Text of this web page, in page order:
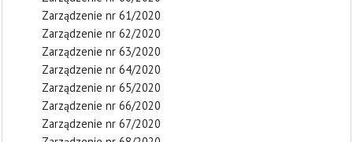
Zarządzenie nr 61/2020
Zarządzenie nr 62/2020
Zarządzenie nr 63/2020
Zarządzenie nr 64/2020
Zarządzenie nr 65/2020
Zarządzenie nr 66/2020
Zarządzenie nr 67/2020